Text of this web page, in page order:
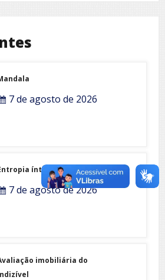
7 de agosto de 2026
íntima
7 de agosto de 2026
imobiliária do